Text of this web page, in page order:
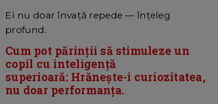
Ei nu doar învață repede — înțeleg
profund.
Cum pot părinții să stimuleze un
copil cu inteligență
superioară: Hrănește-i curiozitatea,
nu doar performanța.